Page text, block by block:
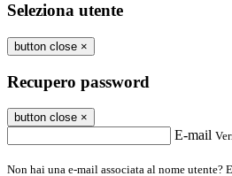
Seleziona utente
button close ×
Recupero password
button close ×
E-mail
Non hai una e-mail associata al nome utente?